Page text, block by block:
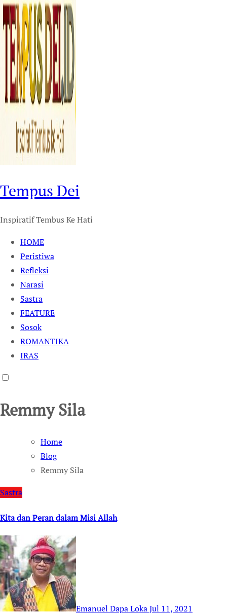
Tempus Dei
Inspiratif Tembus Ke Hati
HOME
Peristiwa
Refleksi
Narasi
Sastra
FEATURE
Sosok
ROMANTIKA
IRAS
Remmy Sila
Home
Blog
Remmy Sila
Sastra
Kita dan Peran dalam Misi Allah
Emanuel Dapa LokaJul 11, 2021